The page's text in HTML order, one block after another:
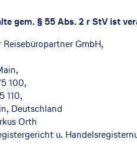
gem. § 55 Abs. 2 r StV ist
GmbH,
100,
110,
Deutschland
Orth
u.